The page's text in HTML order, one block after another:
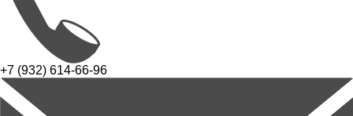
+7 (932) 614-66-96